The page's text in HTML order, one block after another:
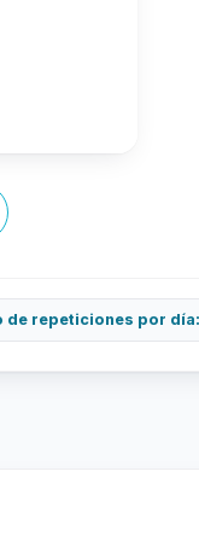
de repeticiones por día: